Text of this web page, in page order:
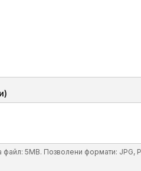
5MB. Позволени формати: JPG,